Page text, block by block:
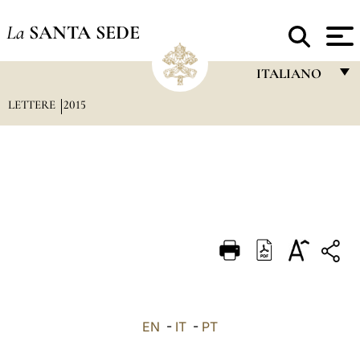
La SANTA SEDE
ITALIANO
DEUTSCH
LETTERE 2015
EN - IT - PT